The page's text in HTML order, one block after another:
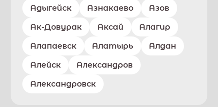
Адыгейск Азнакаево Азов
Ак-Довурак Аксай Алагир
Алапаевск Алатырь Алдан
Алейск Александров
Александровск